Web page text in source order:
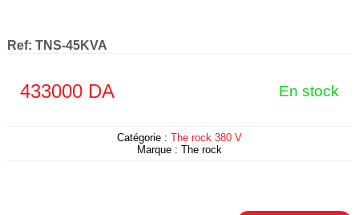
Ref: TNS-45KVA
433000DA En stock
Catégorie : The rock 380 V
Marque : The rock